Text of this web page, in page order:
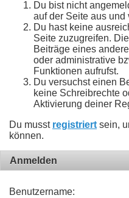
Du bist nicht
auf der Seite aus und
Du hast keine
Seite zuzugreifen.
Beiträge eines
oder administrative
Funktionen aufrufst.
Du versuchst einen
keine Schreibrechte
Aktivierung deiner
Du musst registriert sein,
können.
Anmelden
Benutzername: